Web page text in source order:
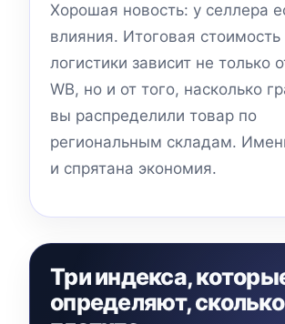
Хорошая новость: у селлера
влияния. Итоговая стоимость
логистики зависит не только
WB, но и от того, насколько
вы распределили товар по
региональным складам.
и спрятана экономия.
Три индекса,
определяют,